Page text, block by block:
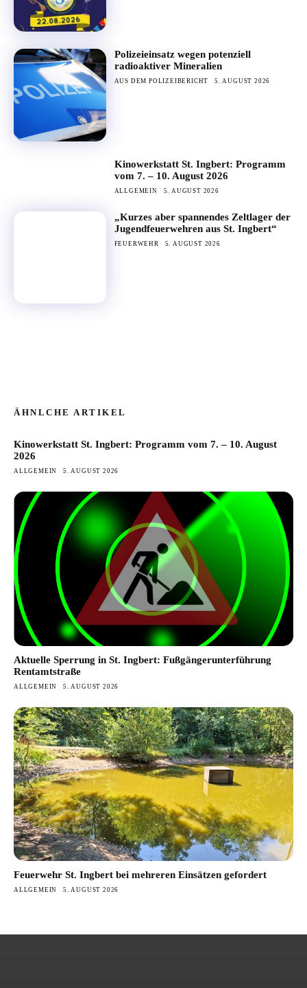
Polizeieinsatz wegen potenziell
radioaktiver Mineralien
AUS DEM POLIZEIBERICHT 5. AUGUST 2026
Kinowerkstatt St. Ingbert: Programm
vom 7. – 10. August 2026
ALLGEMEIN 5. AUGUST 2026
„Kurzes aber spannendes Zeltlager der
Jugendfeuerwehren aus St. Ingbert“
FEUERWEHR 5. AUGUST 2026
ÄHNLCHE ARTIKEL
Kinowerkstatt St. Ingbert: Programm vom 7. – 10. August
2026
ALLGEMEIN 5. AUGUST 2026
Aktuelle Sperrung in St. Ingbert: Fußgängerunterführung
Rentamtstraße
ALLGEMEIN 5. AUGUST 2026
Feuerwehr St. Ingbert bei mehreren Einsätzen gefordert
ALLGEMEIN 5. AUGUST 2026